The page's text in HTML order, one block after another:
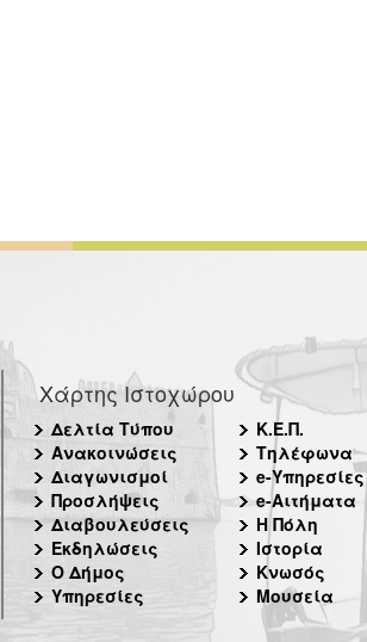
Χάρτης Ιστοχώρου
Δελτία Τύπου
Ανακοινώσεις
Διαγωνισμοί
Προσλήψεις
Διαβουλεύσεις
Εκδηλώσεις
Ο Δήμος
Υπηρεσίες
Κ.Ε.Π.
Τηλέφωνα
e-Υπηρεσίες
e-Αιτήματα
Η Πόλη
Ιστορία
Κνωσός
Μουσεία